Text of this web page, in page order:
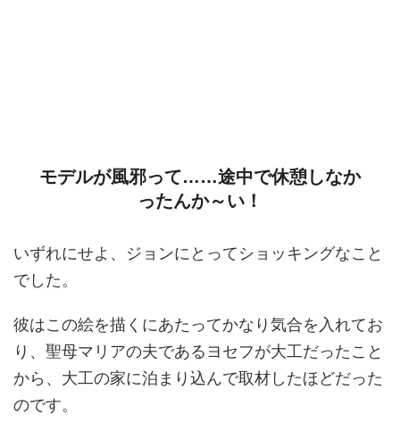
モデルが風邪って……途中で休憩しなか
ったんか～い！
いずれにせよ、ジョンにとってショッキングなこと
でした。
彼はこの絵を描くにあたってかなり気合を入れてお
り、聖母マリアの夫であるヨセフが大工だったこと
から、大工の家に泊まり込んで取材したほどだった
のです。